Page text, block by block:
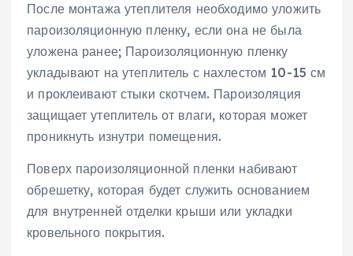
После монтажа утеплителя необходимо уложить
пароизоляционную пленку, если она не была
уложена ранее; Пароизоляционную пленку
укладывают на утеплитель с нахлестом 10-15 см
и проклеивают стыки скотчем. Пароизоляция
защищает утеплитель от влаги, которая может
проникнуть изнутри помещения.
Поверх пароизоляционной пленки набивают
обрешетку, которая будет служить основанием
для внутренней отделки крыши или укладки
кровельного покрытия.